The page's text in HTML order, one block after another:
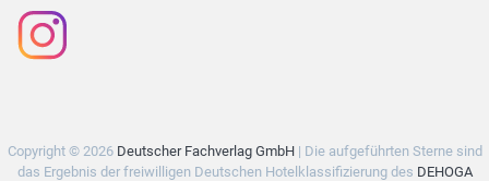
Copyright © 2026 Deutscher Fachverlag GmbH| Die aufgeführten Sterne sind
das Ergebnis der freiwilligen Deutschen Hotelklassifizierung des DEHOGA